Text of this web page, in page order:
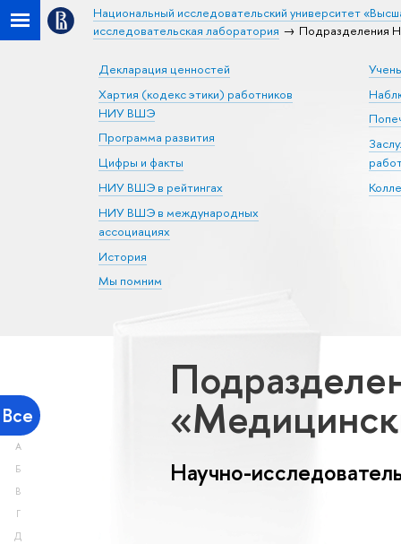
Национальный исследовательский университет
исследовательская лаборатория
Подразделения
Декларация ценностей
Хартия (кодекс этики) работников
НИУ ВШЭ
Программа развития
Цифры и факты
НИУ ВШЭ в рейтингах
НИУ ВШЭ в международных
ассоциациях
История
Мы помним
Все
А
Б
В
Г
Д
Научно-